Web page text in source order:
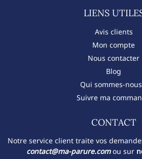
LIENS
Avis clients
Mon compte
Nous contacter
Blog
Qui sommes-
Suivre ma
CONTACT​
Notre service client traite vos
contact@ma-parure.comou sur